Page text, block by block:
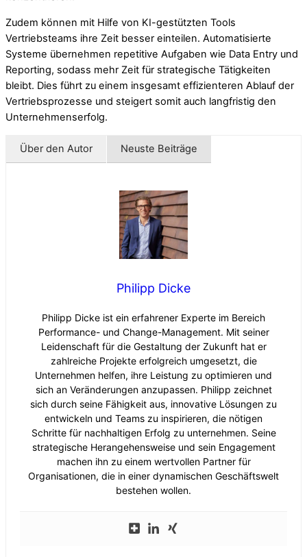
Zudem können mit Hilfe von KI-gestützten Tools
Vertriebsteams ihre Zeit besser einteilen. Automatisierte
Systeme übernehmen repetitive Aufgaben wie Data Entry und
Reporting, sodass mehr Zeit für strategische Tätigkeiten
bleibt. Dies führt zu einem insgesamt effizienteren Ablauf der
Vertriebsprozesse und steigert somit auch langfristig den
Unternehmenserfolg.
Über den Autor Neuste Beiträge
Philipp Dicke
Philipp Dicke ist ein erfahrener Experte im Bereich
Performance- und Change-Management. Mit seiner
Leidenschaft für die Gestaltung der Zukunft hat er
zahlreiche Projekte erfolgreich umgesetzt, die
Unternehmen helfen, ihre Leistung zu optimieren und
sich an Veränderungen anzupassen. Philipp zeichnet
sich durch seine Fähigkeit aus, innovative Lösungen zu
entwickeln und Teams zu inspirieren, die nötigen
Schritte für nachhaltigen Erfolg zu unternehmen. Seine
strategische Herangehensweise und sein Engagement
machen ihn zu einem wertvollen Partner für
Organisationen, die in einer dynamischen Geschäftswelt
bestehen wollen.